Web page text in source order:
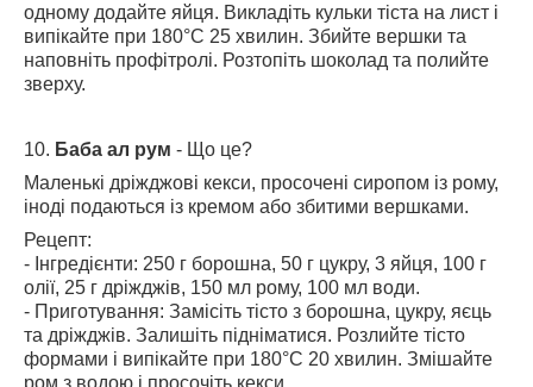
одному додайте яйця. Викладіть кульки тіста на лист і
випікайте при 180°C 25 хвилин. Збийте вершки та
наповніть профітролі. Розтопіть шоколад та полийте
зверху.
10. Баба ал рум - Що це?
Маленькі дріжджові кекси, просочені сиропом із рому,
іноді подаються із кремом або збитими вершками.
Рецепт:
- Інгредієнти: 250 г борошна, 50 г цукру, 3 яйця, 100 г
олії, 25 г дріжджів, 150 мл рому, 100 мл води.
- Приготування: Замісіть тісто з борошна, цукру, яєць
та дріжджів. Залишіть підніматися. Розлийте тісто
формами і випікайте при 180°C 20 хвилин. Змішайте
ром з водою і просочіть кекси.